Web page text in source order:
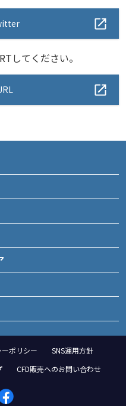
してください。
ポリシー
SNS運用方針
CFD販売へのお問い合わせ